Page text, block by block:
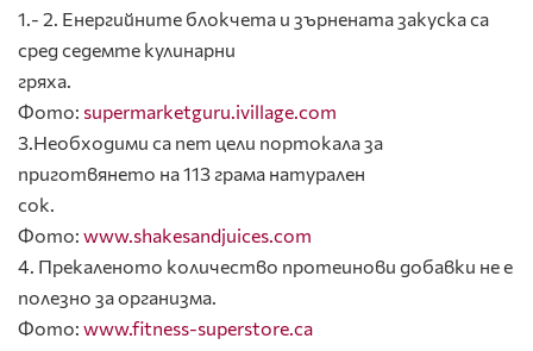
1.- 2. Енергийните блокчета и зърнената закуска са
сред седемте кулинарни
гряха.
Фото: supermarketguru.ivillage.com
3.Необходими са пет цели портокала за
приготвянето на 113 грама натурален
сок.
Фото: www.shakesandjuices.com
4. Прекаленото количество протеинови добавки не е
полезно за организма.
Фото: www.fitness-superstore.ca